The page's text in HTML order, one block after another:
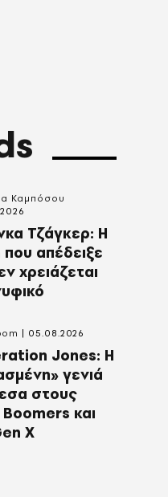
Τζάγκερ: Η
απέδειξε
χρειάζεται
Καμπόσου
Jones: Η
γενιά
στους
και
X
05.08.2026